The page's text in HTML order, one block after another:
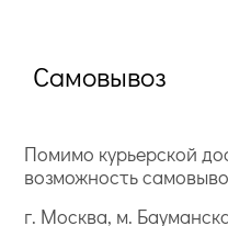
Самовывоз
Помимо курьерской
возможность
г. Москва, м.